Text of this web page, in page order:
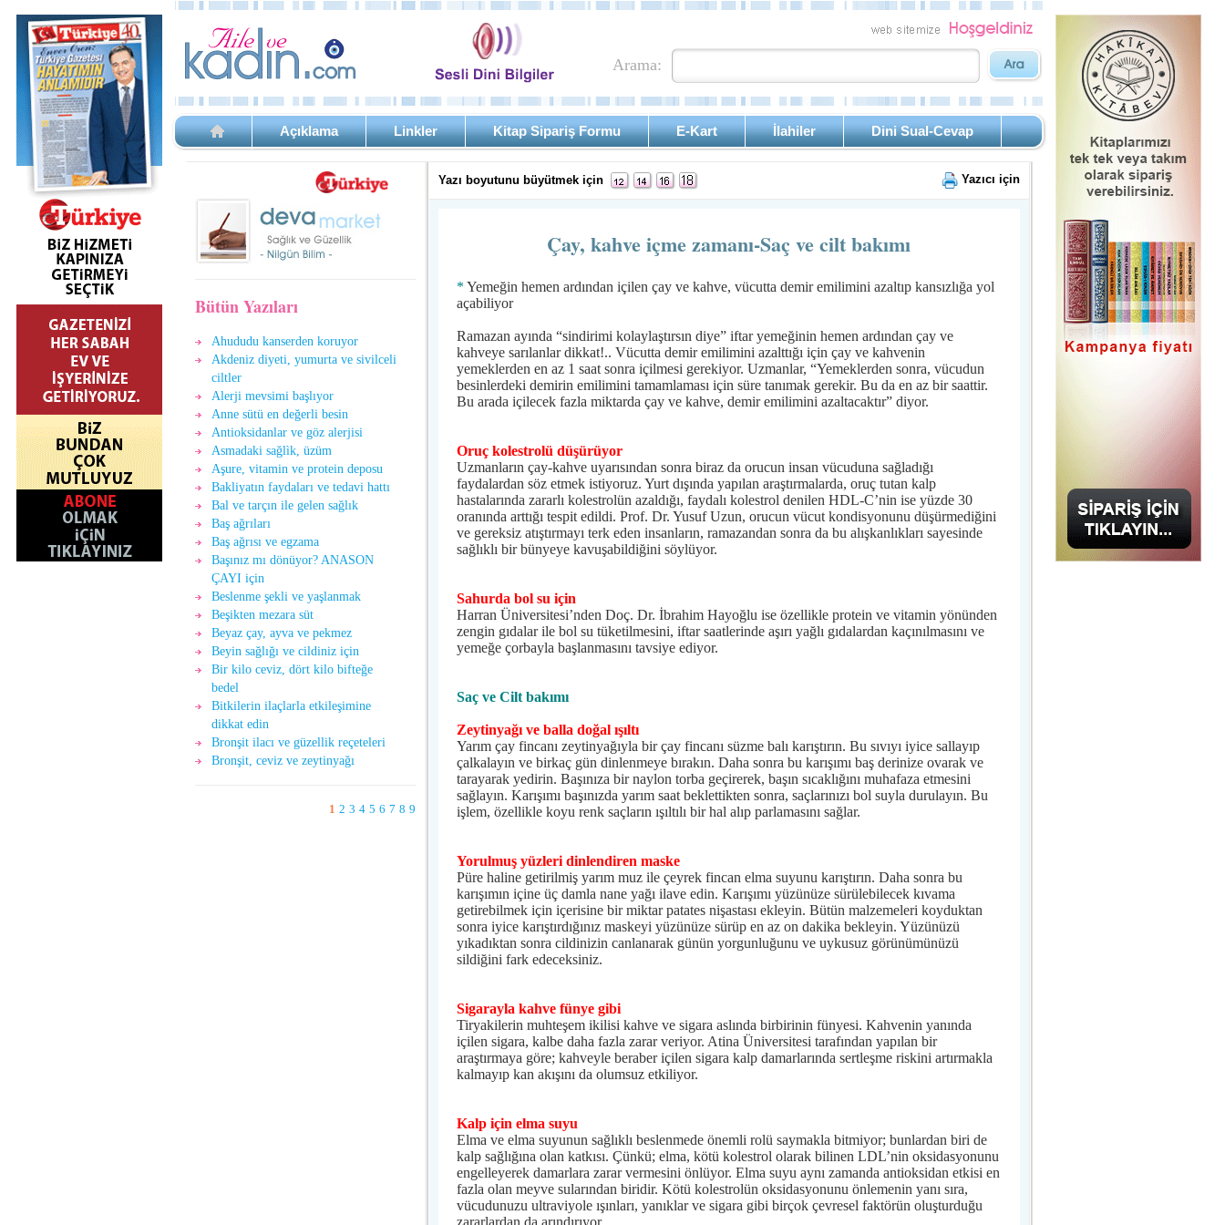
Arama:
Açıklama Linkler Kitap Sipariş Formu E-Kart İlahiler Dini Sual-Cevap
Bütün Yazıları
Ahududu kanserden koruyor
Akdeniz diyeti, yumurta ve sivilceli
ciltler
Alerji mevsimi başlıyor
Anne sütü en değerli besin
Antioksidanlar ve göz alerjisi
Asmadaki sağlìk, üzüm
Aşure, vitamin ve protein deposu
Bakliyatın faydaları ve tedavi hattı
Bal ve tarçın ile gelen sağlık
Baş ağrıları
Baş ağrısı ve egzama
Başınız mı dönüyor? ANASON
ÇAYI için
Beslenme şekli ve yaşlanmak
Beşikten mezara süt
Beyaz çay, ayva ve pekmez
Beyin sağlığı ve cildiniz için
Bir kilo ceviz, dört kilo bifteğe
bedel
Bitkilerin ilaçlarla etkileşimine
dikkat edin
Bronşit ilacı ve güzellik reçeteleri
Bronşit, ceviz ve zeytinyağı
1 2 3 4 5 6 7 8 9
Yazı boyutunu büyütmek için Yazıcı için
Çay, kahve içme zamanı-Saç ve cilt bakımı
* Yemeğin hemen ardından içilen çay ve kahve, vücutta demir emilimini azaltıp kansızlığa yol
açabiliyor
Ramazan ayında “sindirimi kolaylaştırsın diye” iftar yemeğinin hemen ardından çay ve
kahveye sarılanlar dikkat!.. Vücutta demir emilimini azalttığı için çay ve kahvenin
yemeklerden en az 1 saat sonra içilmesi gerekiyor. Uzmanlar, “Yemeklerden sonra, vücudun
besinlerdeki demirin emilimini tamamlaması için süre tanımak gerekir. Bu da en az bir saattir.
Bu arada içilecek fazla miktarda çay ve kahve, demir emilimini azaltacaktır” diyor.
Oruç kolestrolü düşürüyor
Uzmanların çay-kahve uyarısından sonra biraz da orucun insan vücuduna sağladığı
faydalardan söz etmek istiyoruz. Yurt dışında yapılan araştırmalarda, oruç tutan kalp
hastalarında zararlı kolestrolün azaldığı, faydalı kolestrol denilen HDL-C’nin ise yüzde 30
oranında arttığı tespit edildi. Prof. Dr. Yusuf Uzun, orucun vücut kondisyonunu düşürmediğini
ve gereksiz atıştırmayı terk eden insanların, ramazandan sonra da bu alışkanlıkları sayesinde
sağlıklı bir bünyeye kavuşabildiğini söylüyor.
Sahurda bol su için
Harran Üniversitesi’nden Doç. Dr. İbrahim Hayoğlu ise özellikle protein ve vitamin yönünden
zengin gıdalar ile bol su tüketilmesini, iftar saatlerinde aşırı yağlı gıdalardan kaçınılmasını ve
yemeğe çorbayla başlanmasını tavsiye ediyor.
Saç ve Cilt bakımı
Zeytinyağı ve balla doğal ışıltı
Yarım çay fincanı zeytinyağıyla bir çay fincanı süzme balı karıştırın. Bu sıvıyı iyice sallayıp
çalkalayın ve birkaç gün dinlenmeye bırakın. Daha sonra bu karışımı baş derinize ovarak ve
tarayarak yedirin. Başınıza bir naylon torba geçirerek, başın sıcaklığını muhafaza etmesini
sağlayın. Karışımı başınızda yarım saat beklettikten sonra, saçlarınızı bol suyla durulayın. Bu
işlem, özellikle koyu renk saçların ışıltılı bir hal alıp parlamasını sağlar.
Yorulmuş yüzleri dinlendiren maske
Püre haline getirilmiş yarım muz ile çeyrek fincan elma suyunu karıştırın. Daha sonra bu
karışımın içine üç damla nane yağı ilave edin. Karışımı yüzünüze sürülebilecek kıvama
getirebilmek için içerisine bir miktar patates nişastası ekleyin. Bütün malzemeleri koyduktan
sonra iyice karıştırdığınız maskeyi yüzünüze sürüp en az on dakika bekleyin. Yüzünüzü
yıkadıktan sonra cildinizin canlanarak günün yorgunluğunu ve uykusuz görünümünüzü
sildiğini fark edeceksiniz.
Sigarayla kahve fünye gibi
Tiryakilerin muhteşem ikilisi kahve ve sigara aslında birbirinin fünyesi. Kahvenin yanında
içilen sigara, kalbe daha fazla zarar veriyor. Atina Üniversitesi tarafından yapılan bir
araştırmaya göre; kahveyle beraber içilen sigara kalp damarlarında sertleşme riskini artırmakla
kalmayıp kan akışını da olumsuz etkiliyor.
Kalp için elma suyu
Elma ve elma suyunun sağlıklı beslenmede önemli rolü saymakla bitmiyor; bunlardan biri de
kalp sağlığına olan katkısı. Çünkü; elma, kötü kolestrol olarak bilinen LDL’nin oksidasyonunu
engelleyerek damarlara zarar vermesini önlüyor. Elma suyu aynı zamanda antioksidan etkisi en
fazla olan meyve sularından biridir. Kötü kolestrolün oksidasyonunu önlemenin yanı sıra,
vücudunuzu ultraviyole ışınları, yanıklar ve sigara gibi birçok çevresel faktörün oluşturduğu
zararlardan da arındırıyor.